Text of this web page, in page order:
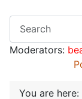
Moderators:
You are here: